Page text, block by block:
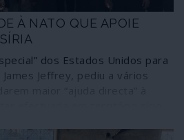
À NATO QUE APOIE
dos Estados Unidos para
Jeffrey, pediu a vários
que outras nações “façam